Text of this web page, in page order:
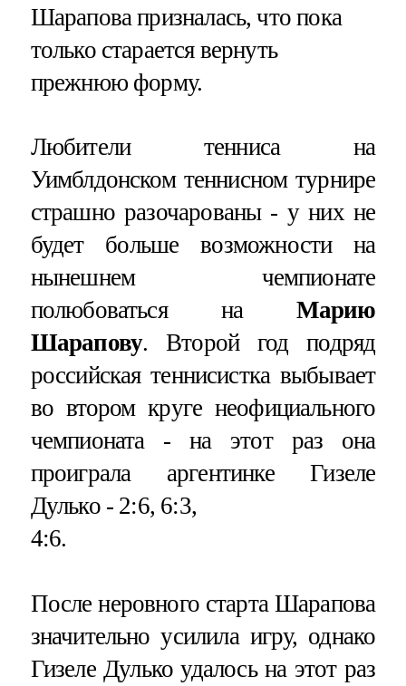
Шарапова призналась, что пока
только старается вернуть
прежнюю форму.
Любители тенниса на
Уимблдонском теннисном турнире
страшно разочарованы - у них не
будет больше возможности на
нынешнем чемпионате
полюбоваться наМарию
Шарапову. Второй год подряд
российская теннисистка выбывает
во втором круге неофициального
чемпионата - на этот раз она
проиграла аргентинке Гизеле
Дулько - 2:6, 6:3,
4:6.
После неровного старта Шарапова
значительно усилила игру, однако
Гизеле Дулько удалось на этот раз